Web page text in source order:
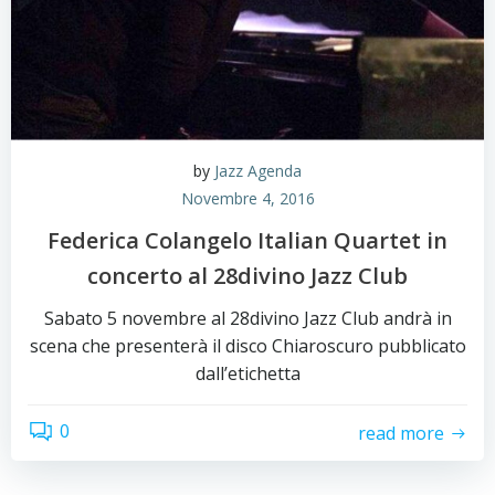
by Jazz Agenda
Novembre 4, 2016
Federica Colangelo Italian Quartet in
concerto al 28divino Jazz Club
Sabato 5 novembre al 28divino Jazz Club andrà in
scena che presenterà il disco Chiaroscuro pubblicato
dall’etichetta
0 read more